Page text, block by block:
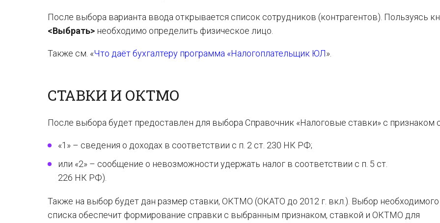
После выбора варианта ввода открывается список сотрудников (контрагентов). Пользуясь
<Выбрать> необходимо определить физическое лицо.
Также см. «Что даёт бухгалтеру программа «Налогоплательщик ЮЛ».
СТАВКИ И ОКТМО
После выбора будет предоставлен для выбора Справочник «Налоговые ставки» с признаком
«1» – сведения о доходах в соответствии с п. 2 ст. 230 НК РФ;
или «2» – сообщение о невозможности удержать налог в соответствии с п. 5 ст.
226 НК РФ).
Также на выбор будет дан размер ставки, ОКТМО (ОКАТО до 2012 г. вкл.). Выбор необходимого
списка обеспечит формирование справки с выбранным признаком, ставкой и ОКТМО для